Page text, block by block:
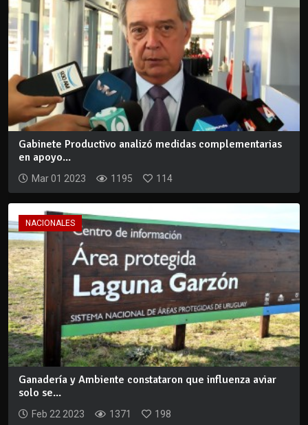
Gabinete Productivo analizó medidas complementarias
en apoyo...
Mar 01 2023 1195 114
NACIONALES
Ganadería y Ambiente constataron que influenza aviar
solo se...
Feb 22 2023 1371 198